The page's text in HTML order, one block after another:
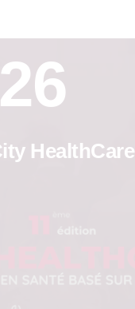
HealthCare